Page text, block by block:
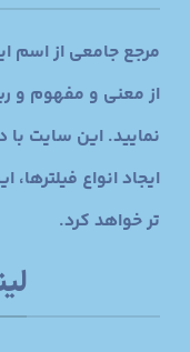
مرجع جامعی از اسم
از معنی و مفهوم و
ایجاد انواع
تر خواهد کرد.